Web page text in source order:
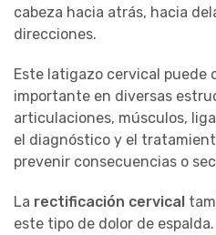
cabeza hacia atrás, hacia
direcciones.
Este latigazo cervical puede
importante en diversas
articulaciones, músculos,
el diagnóstico y el
prevenir consecuencias o
La rectificación cervical
este tipo de dolor de